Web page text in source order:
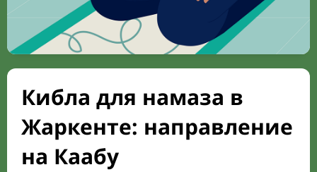
Кибла для намаза в
Жаркенте: направление
на Каабу